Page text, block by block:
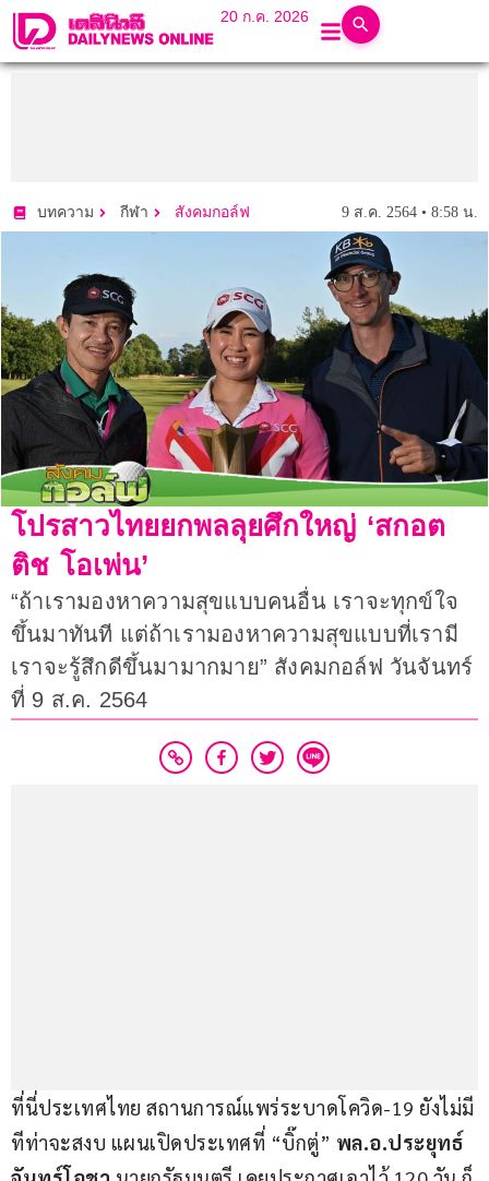
20 ก.ค. 2026
บทความ กีฬา สังคมกอล์ฟ 9 ส.ค. 2564 • 8:58 น.
โปรสาวไทยยกพลลุยศึกใหญ่ ‘สกอต
ติช โอเพ่น’
“ถ้าเรามองหาความสุขแบบคนอื่น เราจะทุกข์ใจ
ขึ้นมาทันที แต่ถ้าเรามองหาความสุขแบบที่เรามี
เราจะรู้สึกดีขึ้นมามากมาย” สังคมกอล์ฟ วันจันทร์
ที่ 9 ส.ค. 2564
ที่นี่ประเทศไทย สถานการณ์แพร่ระบาดโควิด-19 ยังไม่มี
ทีท่าจะสงบ แผนเปิดประเทศที่ “บิ๊กตู่” พล.อ.ประยุทธ์